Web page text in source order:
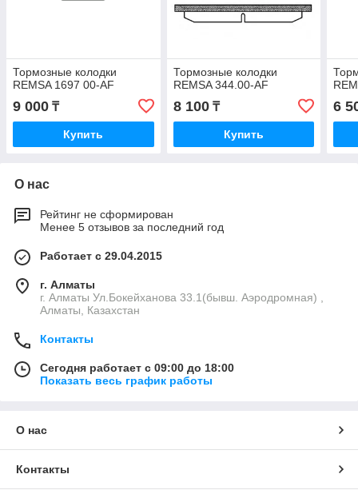
Тормозные колодки
REMSA 1697 00-AF
9 000 ₸
Купить
Тормозные колодки
REMSA 344.00-AF
8 100₸
Купить
6
О нас
Рейтинг не сформирован
Менее 5 отзывов за последний год
Работает с 29.04.2015
г. Алматы
г. Алматы Ул.Бокейханова 33.1(бывш. Аэродромная) ,
Алматы, Казахстан
Контакты
Сегодня работает с 09:00 до 18:00
Показать весь график работы
О нас
Контакты